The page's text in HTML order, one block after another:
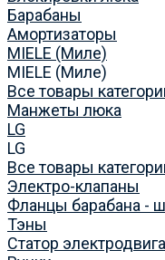
Барабаны
Амортизаторы
MIELE (Миле)
MIELE (Миле)
Все товары
Манжеты люка
LG
LG
Все товары
Электро-клапаны
Фланцы барабана -
Тэны
Статор